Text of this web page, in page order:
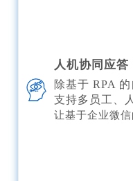
人机协同应答
除基于 RPA
支持多员工、
让基于企业微